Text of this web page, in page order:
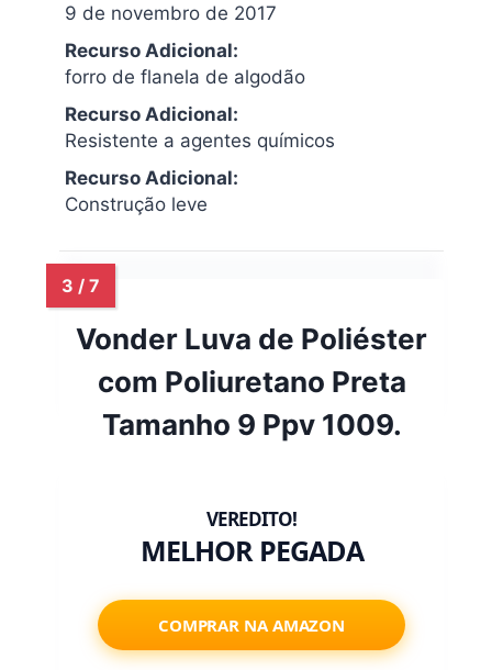
9 de novembro de 2017
Recurso Adicional:
forro de flanela de algodão
Recurso Adicional:
Resistente a agentes químicos
Recurso Adicional:
Construção leve
Vonder Luva de Poliéster
com Poliuretano Preta
Tamanho 9 Ppv 1009.
MELHOR PEGADA
COMPRAR NA AMAZON